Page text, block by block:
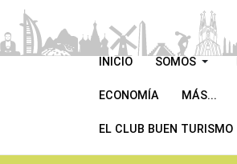
INICIO SOMOS
ECONOMÍA MÁS...
EL CLUB BUEN TURISMO